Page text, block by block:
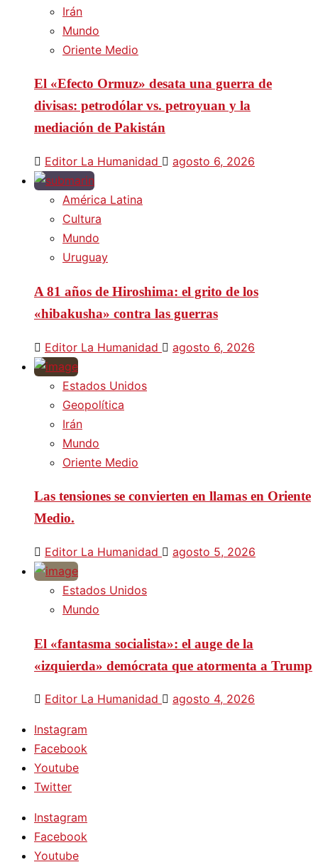
Irán
Mundo
Oriente Medio
El «Efecto Ormuz» desata una guerra de
divisas: petrodólar vs. petroyuan y la
mediación de Pakistán
Editor La Humanidad agosto 6, 2026
América Latina
Cultura
Mundo
Uruguay
A 81 años de Hiroshima: el grito de los
«hibakusha» contra las guerras
Editor La Humanidad agosto 6, 2026
Estados Unidos
Geopolítica
Irán
Mundo
Oriente Medio
Las tensiones se convierten en llamas en Oriente
Medio.
Editor La Humanidad agosto 5, 2026
Estados Unidos
Mundo
El «fantasma socialista»: el auge de la
«izquierda» demócrata que atormenta a Trump
Editor La Humanidad agosto 4, 2026
Instagram
Facebook
Youtube
Twitter
Instagram
Facebook
Youtube